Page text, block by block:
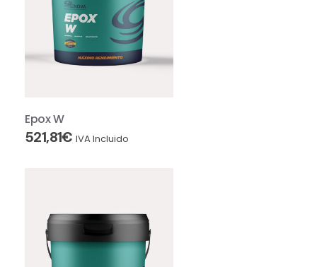
Epox W
521,81€ IVA Incluido